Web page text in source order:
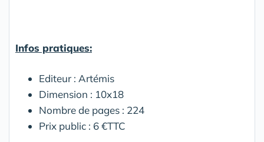
Infos pratiques:
Editeur : Artémis
Dimension : 10x18
Nombre de pages : 224
Prix public : 6 €TTC